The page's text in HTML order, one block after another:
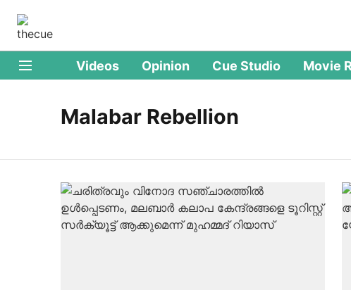
Videos Opinion Cue Studio Movie
Malabar Rebellion